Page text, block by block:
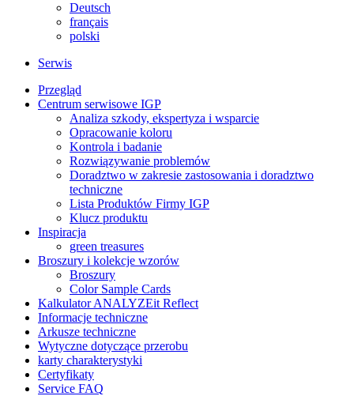
Deutsch
français
polski
Serwis
Przegląd
Centrum serwisowe IGP
Analiza szkody, ekspertyza i wsparcie
Opracowanie koloru
Kontrola i badanie
Rozwiązywanie problemów
Doradztwo w zakresie zastosowania i doradztwo
techniczne
Lista Produktów Firmy IGP
Klucz produktu
Inspiracja
green treasures
Broszury i kolekcje wzorów
Broszury
Color Sample Cards
Kalkulator ANALYZEit Reflect
Informacje techniczne
Arkusze techniczne
Wytyczne dotyczące przerobu
karty charakterystyki
Certyfikaty
Service FAQ